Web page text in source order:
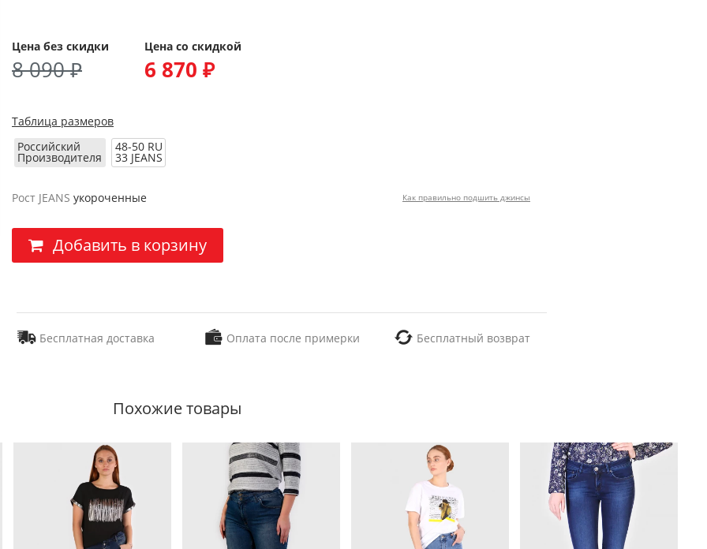
Цена без скидки
8 090 ₽
Цена со скидкой
6 870 ₽
Таблица размеров
Российский
Производителя
48-50 RU
33 JEANS
Рост JEANS укороченные Как правильно подшить джинсы
Добавить в корзину
Бесплатная доставка Оплата после примерки Бесплатный возврат
Похожие товары